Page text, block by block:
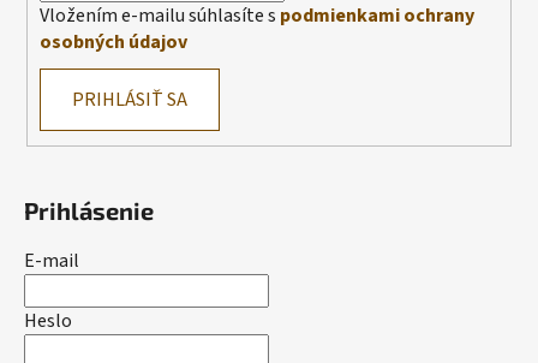
Vložením e-mailu súhlasíte s podmienkami ochrany
osobných údajov
PRIHLÁSIŤ SA
Prihlásenie
E-mail
Heslo